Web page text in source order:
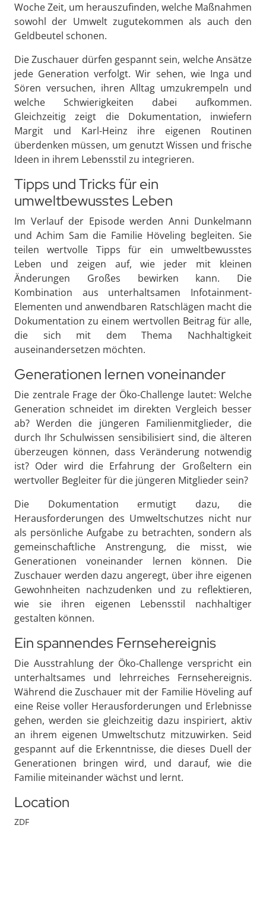
Woche Zeit, um herauszufinden, welche Maßnahmen
sowohl der Umwelt zugutekommen als auch den
Geldbeutel schonen.
Die Zuschauer dürfen gespannt sein, welche Ansätze
jede Generation verfolgt. Wir sehen, wie Inga und
Sören versuchen, ihren Alltag umzukrempeln und
welche Schwierigkeiten dabei aufkommen.
Gleichzeitig zeigt die Dokumentation, inwiefern
Margit und Karl-Heinz ihre eigenen Routinen
überdenken müssen, um genutzt Wissen und frische
Ideen in ihrem Lebensstil zu integrieren.
Tipps und Tricks für ein
umweltbewusstes Leben
Im Verlauf der Episode werden Anni Dunkelmann
und Achim Sam die Familie Höveling begleiten. Sie
teilen wertvolle Tipps für ein umweltbewusstes
Leben und zeigen auf, wie jeder mit kleinen
Änderungen Großes bewirken kann. Die
Kombination aus unterhaltsamen Infotainment-
Elementen und anwendbaren Ratschlägen macht die
Dokumentation zu einem wertvollen Beitrag für alle,
die sich mit dem Thema Nachhaltigkeit
auseinandersetzen möchten.
Generationen lernen voneinander
Die zentrale Frage der Öko-Challenge lautet: Welche
Generation schneidet im direkten Vergleich besser
ab? Werden die jüngeren Familienmitglieder, die
durch Ihr Schulwissen sensibilisiert sind, die älteren
überzeugen können, dass Veränderung notwendig
ist? Oder wird die Erfahrung der Großeltern ein
wertvoller Begleiter für die jüngeren Mitglieder sein?
Die Dokumentation ermutigt dazu, die
Herausforderungen des Umweltschutzes nicht nur
als persönliche Aufgabe zu betrachten, sondern als
gemeinschaftliche Anstrengung, die misst, wie
Generationen voneinander lernen können. Die
Zuschauer werden dazu angeregt, über ihre eigenen
Gewohnheiten nachzudenken und zu reflektieren,
wie sie ihren eigenen Lebensstil nachhaltiger
gestalten können.
Ein spannendes Fernsehereignis
Die Ausstrahlung der Öko-Challenge verspricht ein
unterhaltsames und lehrreiches Fernsehereignis.
Während die Zuschauer mit der Familie Höveling auf
eine Reise voller Herausforderungen und Erlebnisse
gehen, werden sie gleichzeitig dazu inspiriert, aktiv
an ihrem eigenen Umweltschutz mitzuwirken. Seid
gespannt auf die Erkenntnisse, die dieses Duell der
Generationen bringen wird, und darauf, wie die
Familie miteinander wächst und lernt.
Location
ZDF